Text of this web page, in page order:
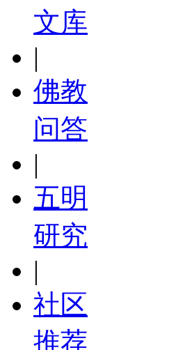
文库
|
佛教
问答
|
五明
研究
|
社区
推荐